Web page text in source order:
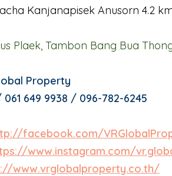
Kanjanapisek Anusorn 4.2
Plaek, Tambon Bang Bua
Property
061 649 9938 / 096-782-6245
facebook.com/
www.instagram.com/
www.vrglobalproperty.co.th/